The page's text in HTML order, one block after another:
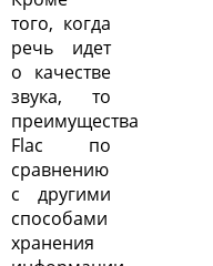
того, когда
речь идет
о качестве
звука, то
преимущества
Flac по
сравнению
с другими
способами
хранения